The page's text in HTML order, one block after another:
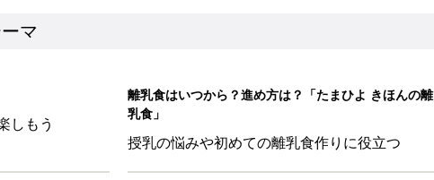
マ
しもう
離乳食はいつから？進め方は？「たまひよ きほんの離
乳食」
授乳の悩みや初めての離乳食作りに役立つ